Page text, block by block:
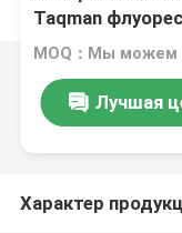
Taqman
мултиплексный
Лучшая
Характер